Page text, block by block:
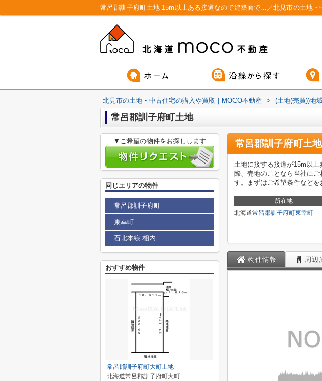
北見市の土地・中古住宅の購入や買取｜MOCO不動産 > (土地(売買))地
常呂郡訓子府町土地
常呂郡訓子府町土地
土地に接する接道が15m以
際、売地のことなら当社に
す。まずはご希望条件などを
所在地
北海道常呂郡訓子府町東幸町
物件情報 周辺
▼ご希望の物件をお探しします
同じエリアの物件
常呂郡訓子府町
東幸町
石北本線 相内
おすすめ物件
常呂郡訓子府町大町土地
北海道常呂郡訓子府町大町